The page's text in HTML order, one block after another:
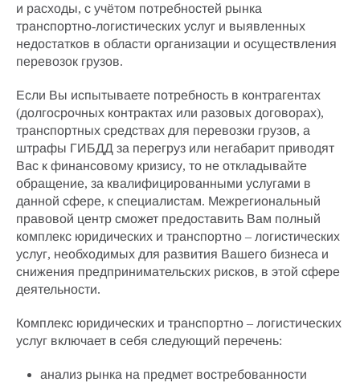
и расходы, с учётом потребностей рынка
транспортно-логистических услуг и выявленных
недостатков в области организации и осуществления
перевозок грузов.
Если Вы испытываете потребность в контрагентах
(долгосрочных контрактах или разовых договорах),
транспортных средствах для перевозки грузов, а
штрафы ГИБДД за перегруз или негабарит приводят
Вас к финансовому кризису, то не откладывайте
обращение, за квалифицированными услугами в
данной сфере, к специалистам. Межрегиональный
правовой центр сможет предоставить Вам полный
комплекс юридических и транспортно – логистических
услуг, необходимых для развития Вашего бизнеса и
снижения предпринимательских рисков, в этой сфере
деятельности.
Комплекс юридических и транспортно – логистических
услуг включает в себя следующий перечень:
анализ рынка на предмет востребованности